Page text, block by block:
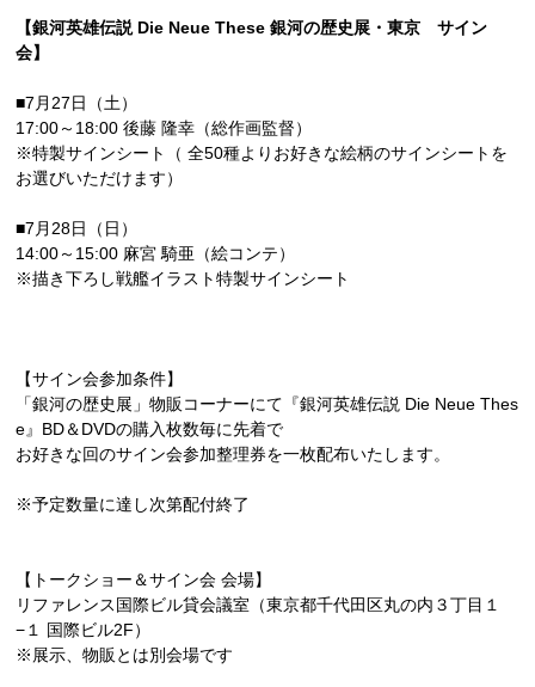
【銀河英雄伝説 Die Neue These 銀河の歴史展・東京 サイン
会】
■7月27日（土）
17:00～18:00 後藤 隆幸（総作画監督）
※特製サインシート（ 全50種よりお好きな絵柄のサインシートを
お選びいただけます）
■7月28日（日）
14:00～15:00 麻宮 騎亜（絵コンテ）
※描き下ろし戦艦イラスト特製サインシート
【サイン会参加条件】
「銀河の歴史展」物販コーナーにて『銀河英雄伝説 Die Neue Thes
e』BD＆DVDの購入枚数毎に先着で
お好きな回のサイン会参加整理券を一枚配布いたします。
※予定数量に達し次第配付終了
【トークショー＆サイン会 会場】
リファレンス国際ビル貸会議室（東京都千代田区丸の内３丁目１
−１ 国際ビル2F）
※展示、物販とは別会場です